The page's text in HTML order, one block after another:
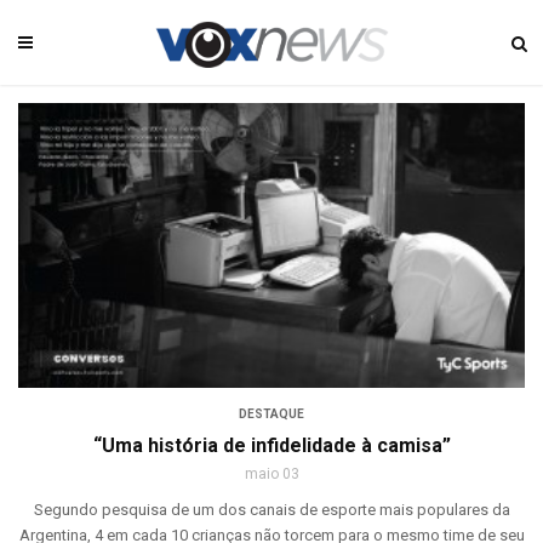
DESTAQUE
“Uma história de infidelidade à camisa”
maio 03
Segundo pesquisa de um dos canais de esporte mais populares da
Argentina, 4 em cada 10 crianças não torcem para o mesmo time de seu